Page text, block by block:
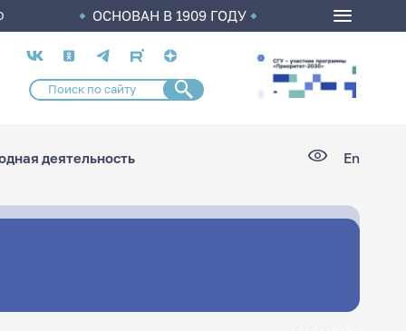
ОСНОВАН В 1909 ГОДУ
Социальные
сети
деятельность En